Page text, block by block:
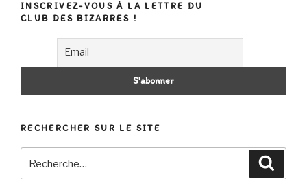
INSCRIVEZ-VOUS À LA LETTRE DU
CLUB DES BIZARRES !
RECHERCHER SUR LE SITE